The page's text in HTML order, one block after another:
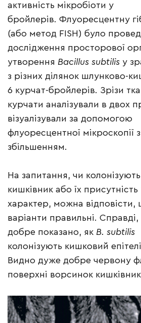
активність мікробіоти у
бройлерів. Флуоресцентну
(або метод FISH) було
дослідження просторової
утворення Bacillus subtilis у
з різних ділянок шлунково-
6 курчат-бройлерів. Зрізи
курчати аналізували в двох
візуалізували за допомогою
флуоресцентної мікроскопії
збільшенням.
На запитання, чи колонізують
кишківник або їх
характер, можна
варіанти правильні. Справді,
добре показано, як B. subtilis
колонізують кишковий
Видно дуже добре червону
поверхні ворсинок